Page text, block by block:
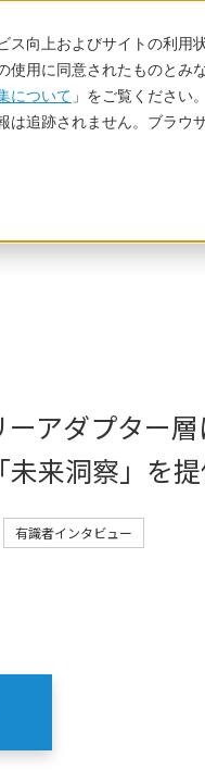
向上およびサイトの利
用に同意されたものとみな
について 」をご覧ください。
追跡されません。ブラウ
サービス
アダプター
来洞察」を
有識者インタビュー